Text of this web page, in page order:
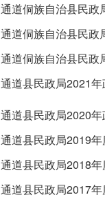
通道侗族自治县民政
通道侗族自治县民政
通道侗族自治县民政
通道县民政局2021
通道县民政局2020
通道县民政局2019
通道县民政局2018
通道县民政局2017